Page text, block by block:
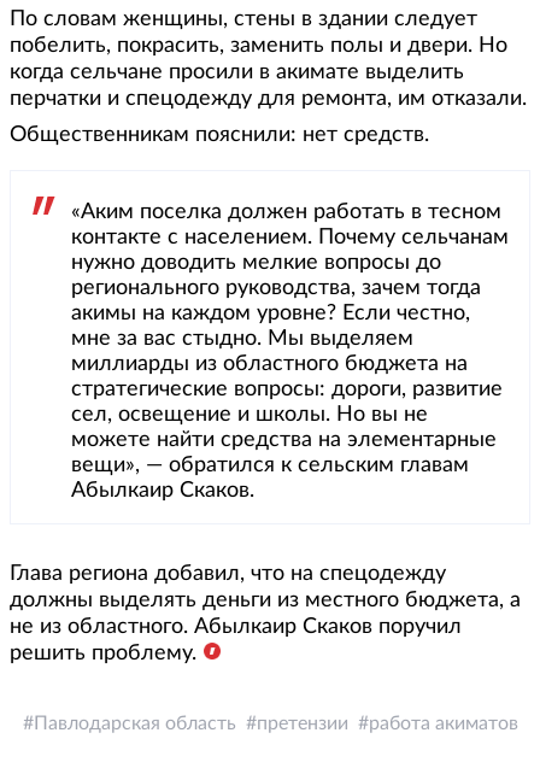
По словам женщины, стены в здании следует
побелить, покрасить, заменить полы и двери. Но
когда сельчане просили в акимате выделить
перчатки и спецодежду для ремонта, им отказали.
Общественникам пояснили: нет средств.
«Аким поселка должен работать в тесном
контакте с населением. Почему сельчанам
нужно доводить мелкие вопросы до
регионального руководства, зачем тогда
акимы на каждом уровне? Если честно,
мне за вас стыдно. Мы выделяем
миллиарды из областного бюджета на
стратегические вопросы: дороги, развитие
сел, освещение и школы. Но вы не
можете найти средства на элементарные
вещи», — обратился к сельским главам
Абылкаир Скаков.
Глава региона добавил, что на спецодежду
должны выделять деньги из местного бюджета, а
не из областного. Абылкаир Скаков поручил
решить проблему.
Павлодарская область претензии работа акиматов